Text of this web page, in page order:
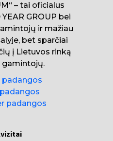
– tai oficialus
GROUP bei
ir mažiau
bet sparčiai
į Lietuvos rinką
gamintojų.
padangos
padangos